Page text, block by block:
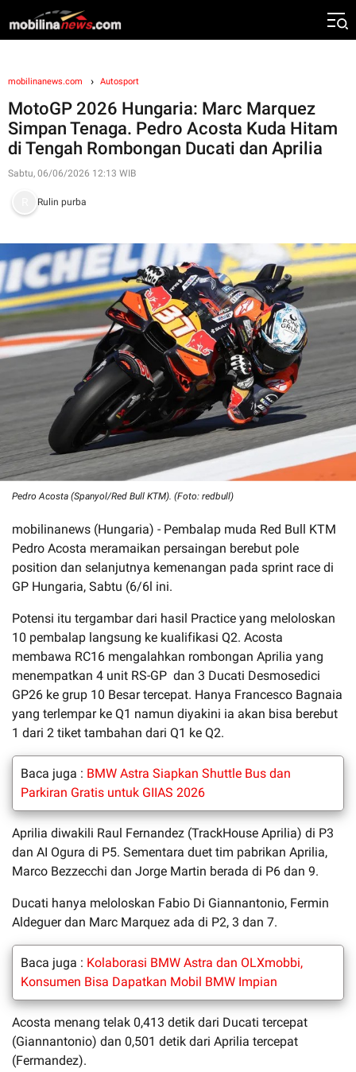
mobilinanews.com Autosport
MotoGP 2026 Hungaria: Marc Marquez
Simpan Tenaga. Pedro Acosta Kuda Hitam
di Tengah Rombongan Ducati dan Aprilia
Sabtu, 06/06/2026 12:13 WIB
Rulin purba
Pedro Acosta (Spanyol/Red Bull KTM). (Foto: redbull)
mobilinanews (Hungaria) - Pembalap muda Red Bull KTM
Pedro Acosta meramaikan persaingan berebut pole
position dan selanjutnya kemenangan pada sprint race di
GP Hungaria, Sabtu (6/6l ini.
Potensi itu tergambar dari hasil Practice yang meloloskan
10 pembalap langsung ke kualifikasi Q2. Acosta
membawa RC16 mengalahkan rombongan Aprilia yang
menempatkan 4 unit RS-GP dan 3 Ducati Desmosedici
GP26 ke grup 10 Besar tercepat. Hanya Francesco Bagnaia
yang terlempar ke Q1 namun diyakini ia akan bisa berebut
1 dari 2 tiket tambahan dari Q1 ke Q2.
Baca juga : BMW Astra Siapkan Shuttle Bus dan
Parkiran Gratis untuk GIIAS 2026
Aprilia diwakili Raul Fernandez (TrackHouse Aprilia) di P3
dan AI Ogura di P5. Sementara duet tim pabrikan Aprilia,
Marco Bezzecchi dan Jorge Martin berada di P6 dan 9.
Ducati hanya meloloskan Fabio Di Giannantonio, Fermin
Aldeguer dan Marc Marquez ada di P2, 3 dan 7.
Baca juga : Kolaborasi BMW Astra dan OLXmobbi,
Konsumen Bisa Dapatkan Mobil BMW Impian
Acosta menang telak 0,413 detik dari Ducati tercepat
(Giannantonio) dan 0,501 detik dari Aprilia tercepat
(Fermandez).